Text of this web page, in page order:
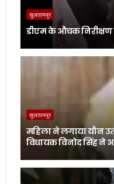
सुलतानपुर
डीएम के औचक
सुलतानपुर
महिला ने लगाया यौन
विधायक विनोद सिंह ने